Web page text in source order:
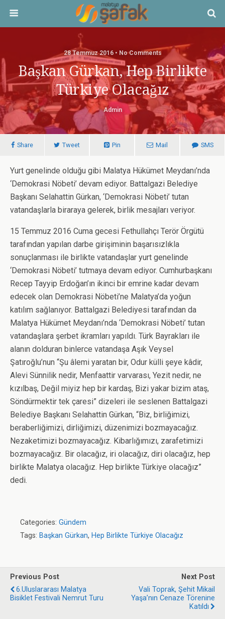
28 Temmuz 2016 • No Comments
Başkan Gürkan, Hep Birlikte
Türkiye Olacağız
Admin
Share Tweet Pin Mail SMS
Yurt genelinde olduğu gibi Malatya Hükümet Meydanı’nda
‘Demokrasi Nöbeti’ devam ediyor. Battalgazi Belediye
Başkanı Selahattin Gürkan, ‘Demokrasi Nöbeti’ tutan
vatandaşlarla biraraya gelerek, birlik mesajları veriyor.
15 Temmuz 2016 Cuma gecesi Fethullahçı Terör Örgütü
tarafından yapılan darbe girişiminin başarısızlıkla
sonuçlanması ile birlikte vatandaşlar yurt genelinde
‘Demokrasi Nöbeti’ tutmaya devam ediyor. Cumhurbaşkanı
Recep Tayyip Erdoğan’ın ikinci bir emrine kadar devam
edecek olan Demokrasi Nöbeti’ne Malatya’da yoğun
katılım sağlanıyor. Battalgazi Belediyesi tarafından da
Malatya Hükümet Meydanı’nda ‘Demokrasi Nöbeti’ tutan
vatandaşlara şerbet ikramları yapıldı. Türk Bayrakları ile
alanın dolduran binlerce vatandaşa Aşık Veysel
Şatıroğlu’nun “Şu âlemi yaratan bir, Odur külli şeye kâdir,
Alevi Sünnilik nedir, Menfaattir varvarası, Yezit nedir, ne
kızılbaş, Değil miyiz hep bir kardaş, Bizi yakar bizim ataş,
Söndürmektir tek çaresi” dizeleri ile seslenen Battalgazi
Belediye Başkanı Selahattin Gürkan, “Biz, birliğimizi,
beraberliğimizi, dirliğimizi, düzenimizi bozmayacağız.
Nezaketimizi bozmayacağız. Kibarlığımızı, zarafetimizi
bozmayacağız. Bir olacağız, iri olacağız, diri olacağız, hep
birlikte Malatya olacağız. Hep birlikte Türkiye olacağız”
dedi.
Categories: Gündem
Tags: Başkan Gürkan, Hep Birlikte Türkiye Olacağız
Previous Post
6.Uluslararası Malatya
Bisiklet Festivali Nemrut Turu
Next Post
Vali Toprak, Şehit Mikail
Yaşa’nın Cenaze Törenine
Katıldı